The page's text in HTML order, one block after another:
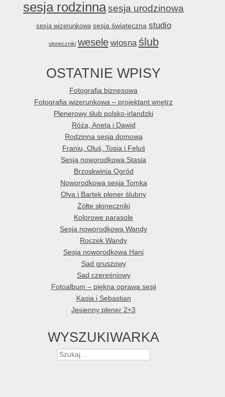
sesja rodzinnasesja urodzinowa
sesja wizerunkowa sesja świąteczna studio
słoneczniki wesele wiosna ślub
OSTATNIE WPISY
Fotografia biznesowa
Fotografia wizerunkowa – projektant wnętrz
Plenerowy ślub polsko-irlandzki
Róża, Aneta i Dawid
Rodzinna sesja domowa
Franiu, Oluś, Tosia i Feluś
Sesja noworodkowa Stasia
Brzoskwinia Ogród
Noworodkowa sesja Tomka
Olya i Bartek plener ślubny
Żółte słoneczniki
Kolorowe parasole
Sesja noworodkowa Wandy
Roczek Wandy
Sesja noworodkowa Hani
Sad gruszowy
Sad czereśniowy
Fotoalbum – piękna oprawa sesji
Kasia i Sebastian
Jesienny plener 2+3
WYSZUKIWARKA
Szukaj